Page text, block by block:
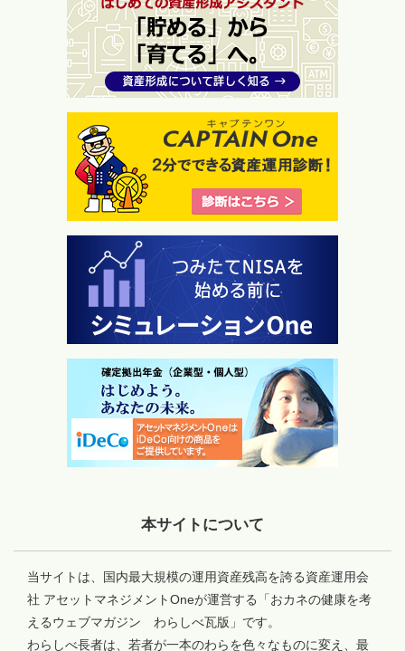
本サイトについて
当サイトは、国内最大規模の運用資産残高を誇る資産運用会
社 アセットマネジメントOneが運営する「おカネの健康を考
えるウェブマガジン わらしべ瓦版」です。
わらしべ長者は、若者が一本のわらを色々なものに変え、最